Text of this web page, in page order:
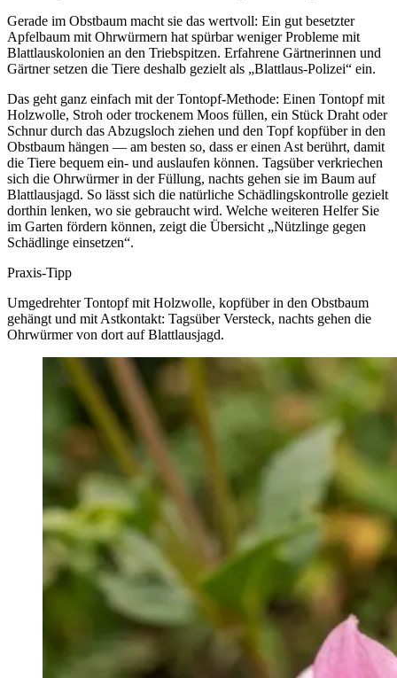
Gerade im Obstbaum macht sie das wertvoll: Ein gut besetzter
Apfelbaum mit Ohrwürmern hat spürbar weniger Probleme mit
Blattlauskolonien an den Triebspitzen. Erfahrene Gärtnerinnen und
Gärtner setzen die Tiere deshalb gezielt als „Blattlaus-Polizei“ ein.
Das geht ganz einfach mit der Tontopf-Methode: Einen Tontopf mit
Holzwolle, Stroh oder trockenem Moos füllen, ein Stück Draht oder
Schnur durch das Abzugsloch ziehen und den Topf kopfüber in den
Obstbaum hängen — am besten so, dass er einen Ast berührt, damit
die Tiere bequem ein- und auslaufen können. Tagsüber verkriechen
sich die Ohrwürmer in der Füllung, nachts gehen sie im Baum auf
Blattlausjagd. So lässt sich die natürliche Schädlingskontrolle gezielt
dorthin lenken, wo sie gebraucht wird. Welche weiteren Helfer Sie
im Garten fördern können, zeigt die Übersicht „Nützlinge gegen
Schädlinge einsetzen“.
Praxis-Tipp
Umgedrehter Tontopf mit Holzwolle, kopfüber in den Obstbaum
gehängt und mit Astkontakt: Tagsüber Versteck, nachts gehen die
Ohrwürmer von dort auf Blattlausjagd.